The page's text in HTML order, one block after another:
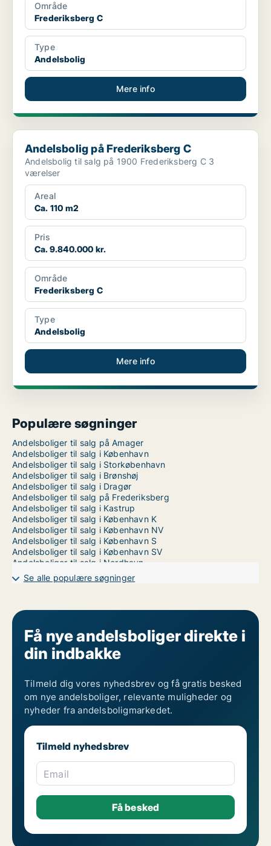
Område
Frederiksberg C
Type
Andelsbolig
Mere info
Andelsbolig på Frederiksberg C
Andelsbolig på Frederiksberg C
Andelsbolig til salg på 1900 Frederiksberg C 3
værelser
Areal
Ca. 110 m2
Pris
Ca. 9.840.000 kr.
Område
Frederiksberg C
Type
Andelsbolig
Mere info
Populære søgninger
Andelsboliger til salg på Amager
Andelsboliger til salg i København
Andelsboliger til salg i Storkøbenhavn
Andelsboliger til salg i Brønshøj
Andelsboliger til salg i Dragør
Andelsboliger til salg på Frederiksberg
Andelsboliger til salg i Kastrup
Andelsboliger til salg i København K
Andelsboliger til salg i København NV
Andelsboliger til salg i København S
Andelsboliger til salg i København SV
Andelsboliger til salg i Nordhavn
Andelsboliger til salg på Nørrebro
Andelsboliger til salg i Valby
Andelsboliger til salg i Ørestad
Andelsboliger til salg på Østerbro
Se alle populære søgninger
Få nye andelsboliger direkte i
din indbakke
Tilmeld dig vores nyhedsbrev og få gratis besked
om nye andelsboliger, relevante muligheder og
nyheder fra andelsboligmarkedet.
Tilmeld nyhedsbrev
Email